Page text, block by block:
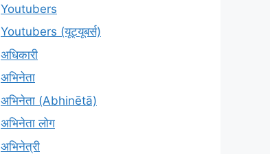
Youtubers
Youtubers (यूट्यूबर्स)
अधिकारी
अभिनेता
अभिनेता (Abhinētā)
अभिनेता लोग
अभिनेत्री